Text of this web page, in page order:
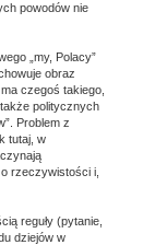
powodów nie
„my, Polacy”
obraz
czegoś takiego,
politycznych
Problem z
tutaj, w
rzeczywistości i,
reguły (pytanie,
dziejów w